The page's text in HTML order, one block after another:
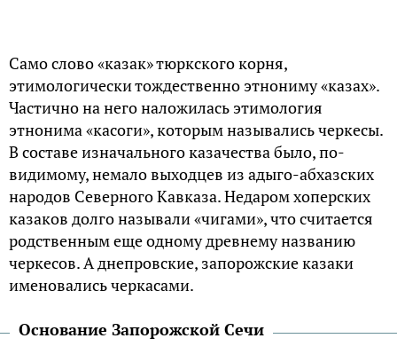
Само слово «казак» тюркского корня,
этимологически тождественно этнониму «казах».
Частично на него наложилась этимология
этнонима «касоги», которым назывались черкесы.
В составе изначального казачества было, по-
видимому, немало выходцев из адыго-абхазских
народов Северного Кавказа. Недаром хоперских
казаков долго называли «чигами», что считается
родственным еще одному древнему названию
черкесов. А днепровские, запорожские казаки
именовались черкасами.
Основание Запорожской Сечи